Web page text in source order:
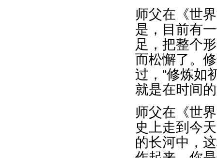
师父在《世
是，目前有
足，把整个
而松懈了。
过，“修炼如
就是在时间
师父在《世
史上走到今
的长河中，